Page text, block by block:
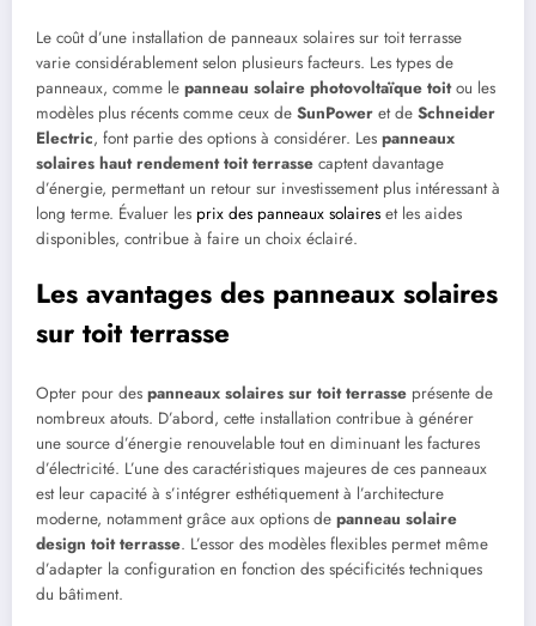
Le coût d’une installation de panneaux solaires sur toit terrasse
varie considérablement selon plusieurs facteurs. Les types de
panneaux, comme le panneau solaire photovoltaïque toitou les
modèles plus récents comme ceux de SunPower et de Schneider
Electric, font partie des options à considérer. Les panneaux
solaires haut rendement toit terrasse captent davantage
d’énergie, permettant un retour sur investissement plus intéressant à
long terme. Évaluer les prix des panneaux solaires et les aides
disponibles, contribue à faire un choix éclairé.
Les avantages des panneaux solaires
sur toit terrasse
Opter pour des panneaux solaires sur toit terrasse présente de
nombreux atouts. D’abord, cette installation contribue à générer
une source d’énergie renouvelable tout en diminuant les factures
d’électricité. L’une des caractéristiques majeures de ces panneaux
est leur capacité à s’intégrer esthétiquement à l’architecture
moderne, notamment grâce aux options de panneau solaire
design toit terrasse. L’essor des modèles flexibles permet même
d’adapter la configuration en fonction des spécificités techniques
du bâtiment.